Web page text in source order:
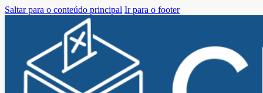
Saltar para o conteúdo principal Ir para o footer